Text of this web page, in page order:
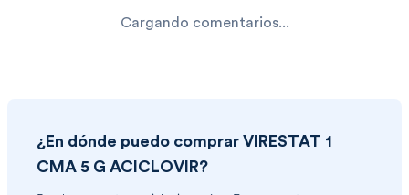
Cargando comentarios...
¿En dónde puedo comprar VIRESTAT 1
CMA 5 G ACICLOVIR?